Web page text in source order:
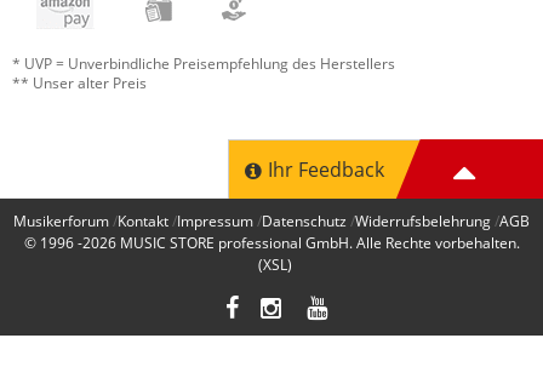
* UVP = Unverbindliche Preisempfehlung des Herstellers
** Unser alter Preis
Ihr Feedback
Musikerforum Kontakt Impressum Datenschutz Widerrufsbelehrung AGB
© 1996 -2026 MUSIC STORE professional GmbH. Alle Rechte vorbehalten.
(XSL)